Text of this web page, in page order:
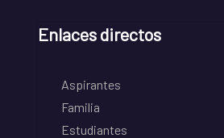
Enlaces directos
Aspirantes
Familia
Estudiantes